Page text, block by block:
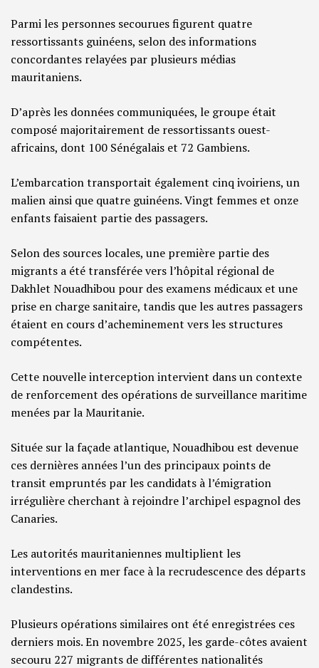
Parmi les personnes secourues figurent quatre
ressortissants guinéens, selon des informations
concordantes relayées par plusieurs médias
mauritaniens.
D’après les données communiquées, le groupe était
composé majoritairement de ressortissants ouest-
africains, dont 100 Sénégalais et 72 Gambiens.
L’embarcation transportait également cinq ivoiriens, un
malien ainsi que quatre guinéens. Vingt femmes et onze
enfants faisaient partie des passagers.
Selon des sources locales, une première partie des
migrants a été transférée vers l’hôpital régional de
Dakhlet Nouadhibou pour des examens médicaux et une
prise en charge sanitaire, tandis que les autres passagers
étaient en cours d’acheminement vers les structures
compétentes.
Cette nouvelle interception intervient dans un contexte
de renforcement des opérations de surveillance maritime
menées par la Mauritanie.
Située sur la façade atlantique, Nouadhibou est devenue
ces dernières années l’un des principaux points de
transit empruntés par les candidats à l’émigration
irrégulière cherchant à rejoindre l’archipel espagnol des
Canaries.
Les autorités mauritaniennes multiplient les
interventions en mer face à la recrudescence des départs
clandestins.
Plusieurs opérations similaires ont été enregistrées ces
derniers mois. En novembre 2025, les garde-côtes avaient
secouru 227 migrants de différentes nationalités